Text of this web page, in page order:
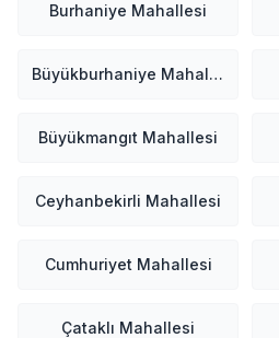
Burhaniye Mahallesi
Büyükburhaniye Mahallesi
Büyükmangıt Mahallesi
Ceyhanbekirli Mahallesi
Cumhuriyet Mahallesi
Çataklı Mahallesi